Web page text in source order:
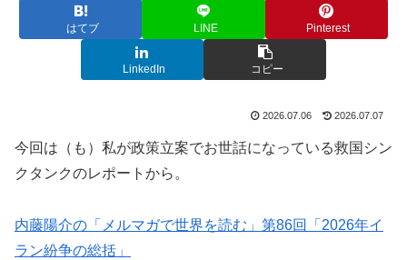
はてブ LINE Pinterest
LinkedIn コピー
2026.07.06 2026.07.07
今回は（も）私が政策立案でお世話になっている救国シン
クタンクのレポートから。
内藤陽介の「メルマガで世界を読む」第86回「2026年イ
ラン紛争の総括」